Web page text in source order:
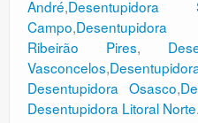
André,
Campo,
Ribeirão Pires,
Vasconcelos,
Desentupidora Osasco,
Desentupidora Litoral Norte.